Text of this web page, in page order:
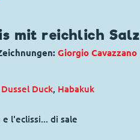
mit reichlich Salz
Giorgio Cavazzano
Dussel Duck, Habakuk
l'eclissi... di sale